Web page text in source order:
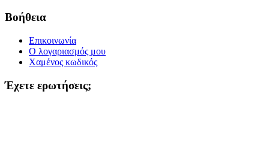
Βοήθεια
Επικοινωνία
Ο λογαριασμός μου
Χαμένος κωδικός
Έχετε ερωτήσεις;